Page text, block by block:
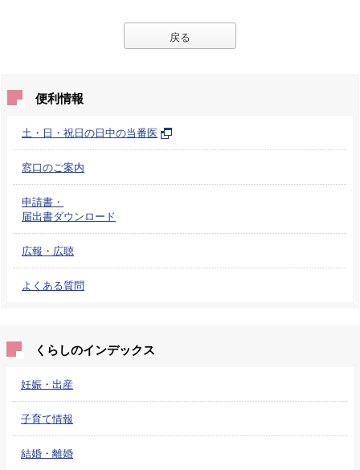
戻る
便利情報
土・日・祝日の日中の当番医
窓口のご案内
申請書・
届出書ダウンロード
広報・広聴
よくある質問
くらしのインデックス
妊娠・出産
子育て情報
結婚・離婚